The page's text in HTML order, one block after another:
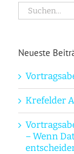
Suche
nach:
Neueste
Krefelder
– Wenn